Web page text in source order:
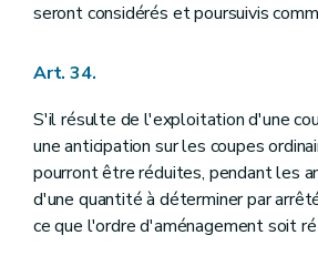
seront considérés et poursuivis
Art. 34.
S'il résulte de l'exploitation d'une
une anticipation sur les coupes
pourront être réduites, pendant les
d'une quantité à déterminer par
ce que l'ordre d'aménagement soit